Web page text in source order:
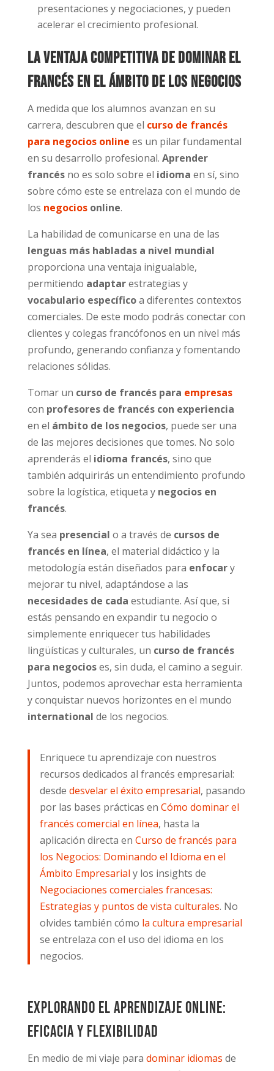
presentaciones y negociaciones, y pueden
acelerar el crecimiento profesional.
La ventaja competitiva de dominar el
francés en el ámbito de los negocios
A medida que los alumnos avanzan en su
carrera, descubren que el curso de francés
para negocios online es un pilar fundamental
en su desarrollo profesional. Aprender
francésno es solo sobre el idioma en sí, sino
sobre cómo este se entrelaza con el mundo de
los negociosonline.
La habilidad de comunicarse en una de las
lenguas más habladas a nivel mundial
proporciona una ventaja inigualable,
permitiendo adaptarestrategias y
vocabulario específicoa diferentes contextos
comerciales. De este modo podrás conectar con
clientes y colegas francófonos en un nivel más
profundo, generando confianza y fomentando
relaciones sólidas.
Tomar un curso de francés para empresas
con profesores de francés con experiencia
en el ámbito de los negocios, puede ser una
de las mejores decisiones que tomes. No solo
aprenderás el idioma francés, sino que
también adquirirás un entendimiento profundo
sobre la logística, etiqueta y negocios en
francés.
Ya sea presencial o a través de cursos de
francés en línea, el material didáctico y la
metodología están diseñados para enfocary
mejorar tu nivel, adaptándose a las
necesidades de cada estudiante. Así que, si
estás pensando en expandir tu negocio o
simplemente enriquecer tus habilidades
lingüísticas y culturales, un curso de francés
para negocioses, sin duda, el camino a seguir.
Juntos, podemos aprovechar esta herramienta
y conquistar nuevos horizontes en el mundo
international de los negocios.
Enriquece tu aprendizaje con nuestros
recursos dedicados al francés empresarial:
desde desvelar el éxito empresarial, pasando
por las bases prácticas en Cómo dominar el
francés comercial en línea, hasta la
aplicación directa en Curso de francés para
los Negocios: Dominando el Idioma en el
Ámbito Empresarial y los insights de
Negociaciones comerciales francesas:
Estrategias y puntos de vista culturales. No
olvides también cómo la cultura empresarial
se entrelaza con el uso del idioma en los
negocios.
Explorando el Aprendizaje Online:
Eficacia y flexibilidad
En medio de mi viaje para dominar idiomas de